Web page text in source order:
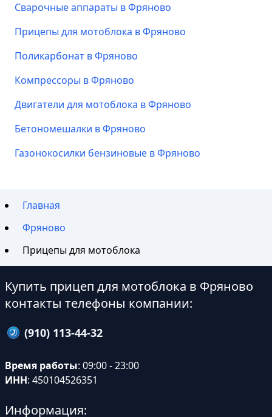
Сварочные аппараты в Фряново
Прицепы для мотоблока в Фряново
Поликарбонат в Фряново
Компрессоры в Фряново
Двигатели для мотоблока в Фряново
Бетономешалки в Фряново
Газонокосилки бензиновые в Фряново
Главная
Фряново
Прицепы для мотоблока
Купить прицеп для мотоблока в Фряново
контакты телефоны компании:
(910) 113-44-32
Время работы: 09:00 - 23:00
ИНН: 450104526351
Информация: